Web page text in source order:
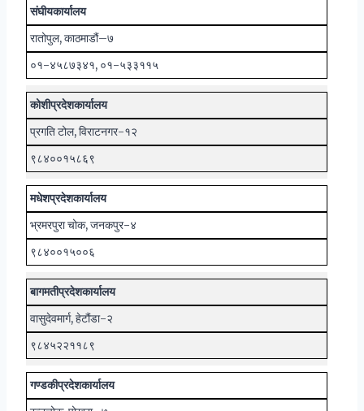
संघीयकार्यालय
रातोपुल, काठमाडौं–७
०१-४५८७३४१, ०१-५३३११५
कोशीप्रदेशकार्यालय
प्रगति टोल, विराटनगर-१२
९८४००१५८६९
मधेशप्रदेशकार्यालय
भ्रमरपुरा चोक, जनकपुर-४
९८४००१५००६
बागमतीप्रदेशकार्यालय
वासुदेवमार्ग, हेटौंडा-२
९८४५२२११८९
गण्डकीप्रदेशकार्यालय